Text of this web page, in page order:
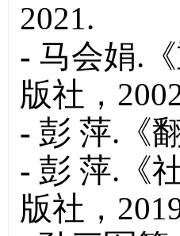
2021.
- 马会娟.
版社，
- 彭 萍.《
- 彭 萍.《
版社，2019